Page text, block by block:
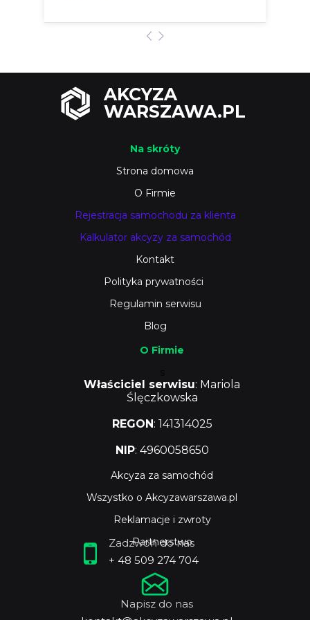
AKCYZA
WARSZAWA.PL
Zadzwoń do nas
+ 48 509 274 704
Napisz do nas
O Firmie
Właściciel serwisu: Mariola
Ślęczkowska
REGON: 141314025
NIP: 4960058650
Akcyza za samochód
Wszystko o Akcyzawarszawa.pl
Reklamacje i zwroty
Partnerstwo
Na skróty
Strona domowa
O Firmie
Rejestracja samochodu za klienta
Kalkulator akcyzy za samochód
Kontakt
Polityka prywatności
Regulamin serwisu
Blog